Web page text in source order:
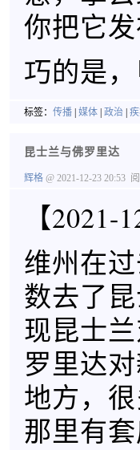
你把它
巧的是
标签： 传播 媒体 政治
昆士兰与佛罗里达
辉格 @ 2021-12-23 20:53
【2021-
维州在
数去了
现昆士
罗里达
地方，
那里有